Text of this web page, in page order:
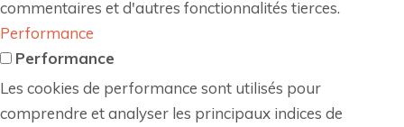
commentaires et d'autres fonctionnalités tierces.
Performance
Performance
Les cookies de performance sont utilisés pour
comprendre et analyser les principaux indices de